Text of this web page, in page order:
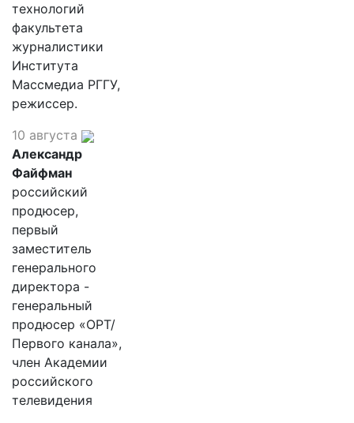
технологий
факультета
журналистики
Института
Массмедиа РГГУ,
режиссер.
10 августа
Александр
Файфман
российский
продюсер,
первый
заместитель
генерального
директора -
генеральный
продюсер «ОРТ/
Первого канала»,
член Академии
российского
телевидения